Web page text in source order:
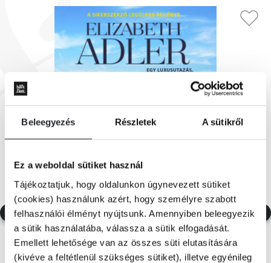
Beleegyezés Részletek A sütikről
Ez a weboldal sütiket használ
Tájékoztatjuk, hogy oldalunkon úgynevezett sütiket
(cookies) használunk azért, hogy személyre szabott
felhasználói élményt nyújtsunk. Amennyiben beleegyezik
a sütik használatába, válassza a sütik elfogadását.
Emellett lehetősége van az összes süti elutasítására
(kivéve a feltétlenül szükséges sütiket), illetve egyénileg